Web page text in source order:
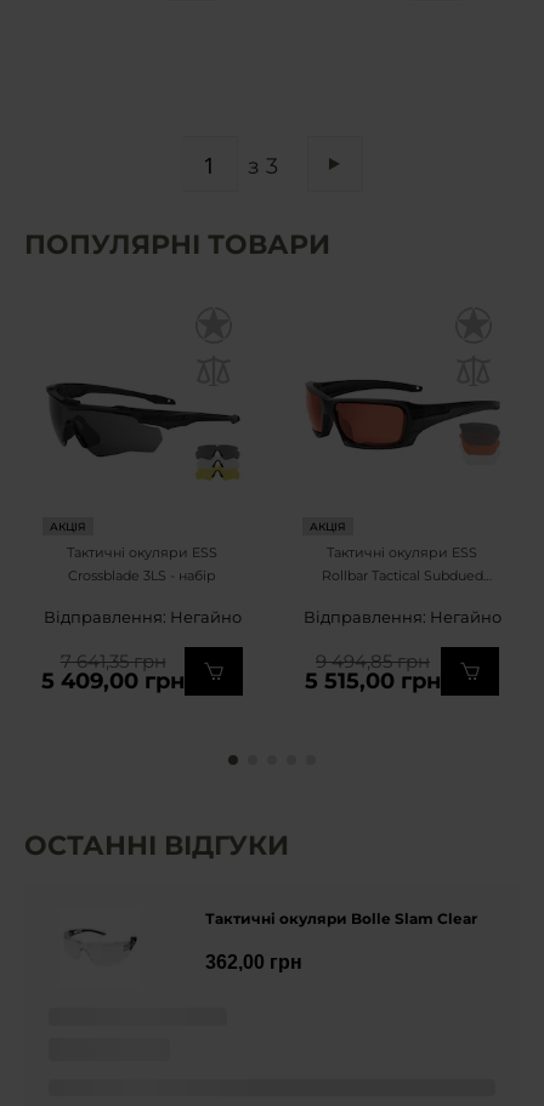
з 3
ПОПУЛЯРНІ ТОВАРИ
АКЦІЯ
Тактичні окуляри ESS
Crossblade 3LS - набір
Відправлення: Негайно
5 409,00 грн
7 641,35 грн
АКЦІЯ
Тактичні окуляри ESS
Rollbar Tactical Subdued
Відправлення: Негайно
5 515,00 грн
9 494,85 грн
ОСТАННІ ВІДГУКИ
Тактичні окуляри Bolle Slam Clear
362,00 грн